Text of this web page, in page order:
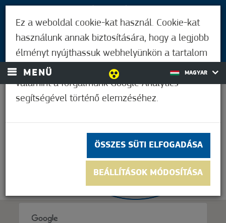
BEJELENTKEZÉS
MENÜ MAGYAR
Ez a weboldal cookie-kat használ. Cookie-kat
használunk annak biztosítására, hogy a legjobb
élményt nyújthassuk webhelyünkön a tartalom
és a hirdetések személyre szabásához,
valamint a forgalmunk Google Analytics
segítségével történő elemzéséhez.
ÖSSZES SÜTI ELFOGADÁSA
BEÁLLÍTÁSOK MÓDOSÍTÁSA